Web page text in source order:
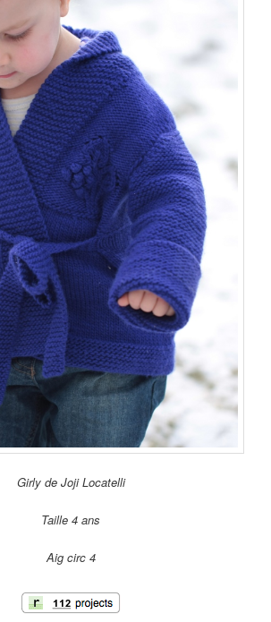
Girly de Joji Locatelli
Taille 4 ans
Aig circ 4